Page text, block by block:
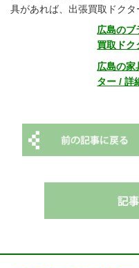
具があれば、出張買取ドクタ
広島のブ
買取ドク
広島の家
ター / 詳